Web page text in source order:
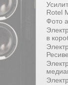
Rotel
Фото
в